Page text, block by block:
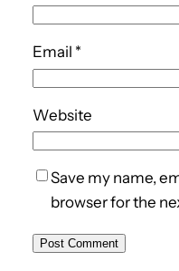
Email *
Website
Save my name,
browser for the